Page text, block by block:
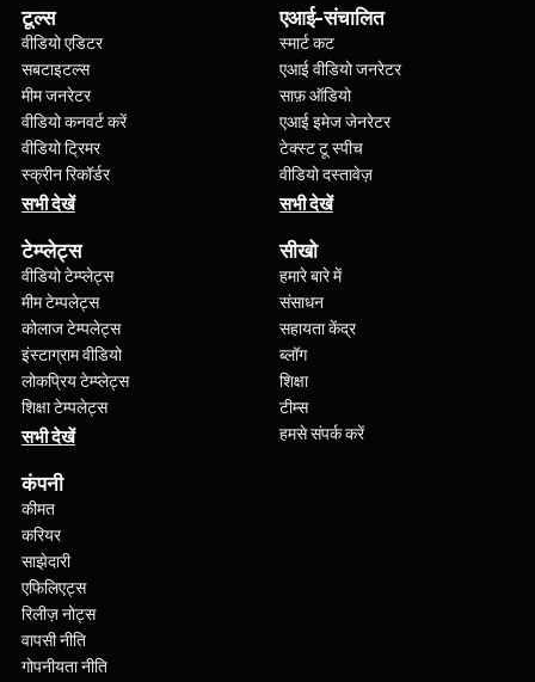
टूल्स
वीडियो एडिटर
सबटाइटल्स
मीम जनरेटर
वीडियो कनवर्ट करें
वीडियो ट्रिमर
स्क्रीन रिकॉर्डर
सभी देखें
एआई-संचालित
स्मार्ट कट
एआई वीडियो जनरेटर
साफ़ ऑडियो
एआई इमेज जेनरेटर
टेक्स्ट टू स्पीच
वीडियो दस्तावेज़
सभी देखें
टेम्प्लेट्स
वीडियो टेम्प्लेट्स
मीम टेम्पलेट्स
कोलाज टेम्पलेट्स
इंस्टाग्राम वीडियो
लोकप्रिय टेम्प्लेट्स
शिक्षा टेम्पलेट्स
सभी देखें
सीखो
हमारे बारे में
संसाधन
सहायता केंद्र
ब्लॉग
शिक्षा
टीम्स
हमसे संपर्क करें
कंपनी
कीमत
करियर
साझेदारी
एफिलिएट्स
रिलीज़ नोट्स
वापसी नीति
गोपनीयता नीति